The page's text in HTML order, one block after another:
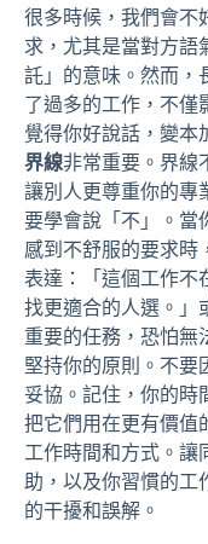
很多時候，我們會不
求，尤其是當對方語
託」的意味。然而，
了過多的工作，不僅
覺得你好說話，變本
界線非常重要。界線
讓別人更尊重你的專
要學會說「不」。當
感到不舒服的要求時
表達：「這個工作不
找更適合的人選。」
重要的任務，恐怕無
堅持你的原則。不要
妥協。記住，你的時
把它們用在更有價值
工作時間和方式。讓
助，以及你習慣的工
的干擾和誤解。